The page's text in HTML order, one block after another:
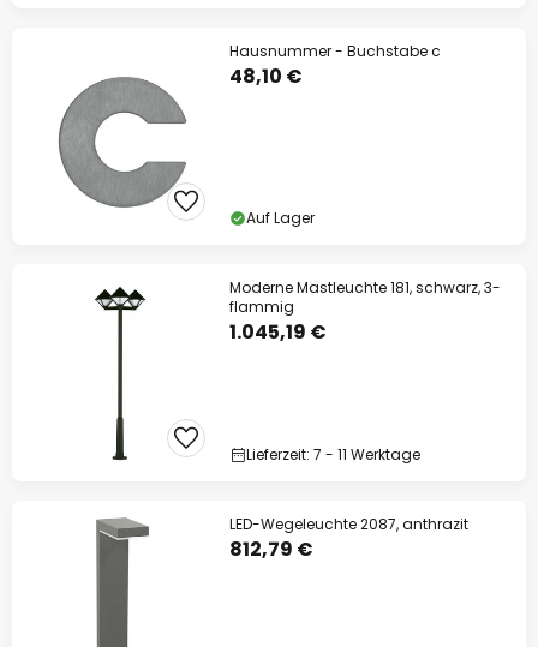
Hausnummer - Buchstabe c
48,10 €
Auf Lager
Moderne Mastleuchte 181, schwarz, 3-
flammig
1.045,19 €
Lieferzeit: 7 - 11 Werktage
LED-Wegeleuchte 2087, anthrazit
812,79 €